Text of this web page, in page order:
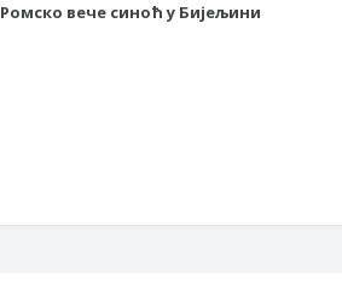
Ромско вече синоћ у Бијељини